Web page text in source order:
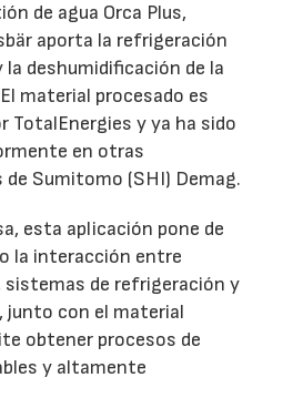
de agua Orca Plus,
aporta la refrigeración
la deshumidificación de la
material procesado es
TotalEnergies y ya ha sido
en otras
Sumitomo (SHI) Demag.
esta aplicación pone de
la interacción entre
sistemas de refrigeración y
con el material
obtener procesos de
y altamente